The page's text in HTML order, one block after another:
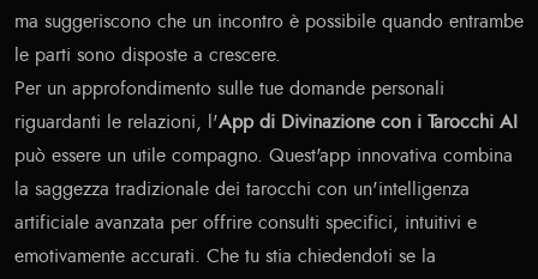
ma suggeriscono che un incontro è possibile quando entrambe
le parti sono disposte a crescere.
Per un approfondimento sulle tue domande personali
riguardanti le relazioni, l'App di Divinazione con i Tarocchi AI
può essere un utile compagno. Quest'app innovativa combina
la saggezza tradizionale dei tarocchi con un'intelligenza
artificiale avanzata per offrire consulti specifici, intuitivi e
emotivamente accurati. Che tu stia chiedendoti se la